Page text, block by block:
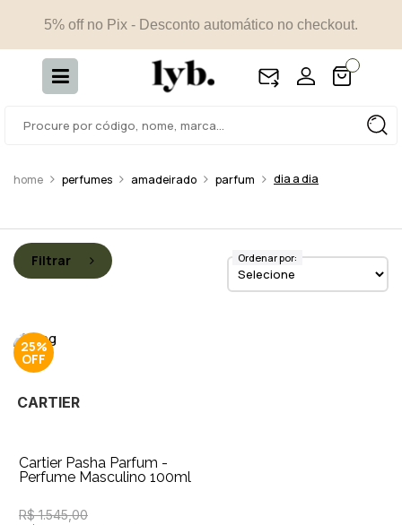
5% off no Pix - Desconto automático no checkout.
perfumes amadeirado parfum dia a dia
Filtrar Ordenar por:
25%
CARTIER
Cartier Pasha Parfum -
Perfume Masculino 100ml
R$ 1.545,00